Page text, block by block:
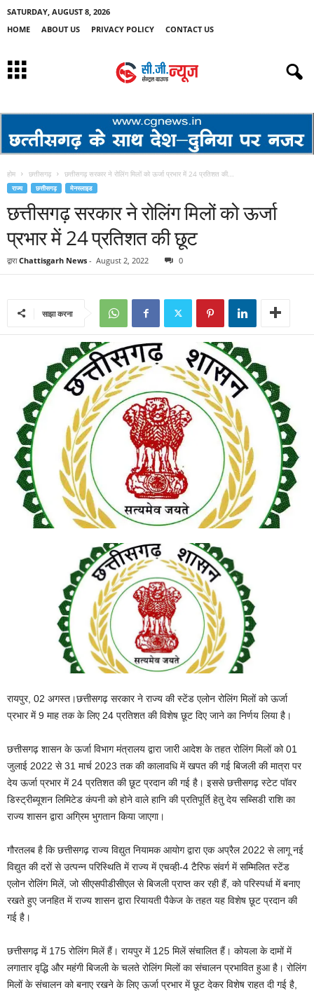
SATURDAY, AUGUST 8, 2026
HOME
ABOUT US PRIVACY POLICY CONTACT US
होम छत्तीसगढ़ छत्तीसगढ़ सरकार ने रोलिंग मिलों को ऊर्जा प्रभार में 24 प्रतिशत की...
राज्य छत्तीसगढ़ मेनस्लाइड
छत्तीसगढ़ सरकार ने रोलिंग मिलों को ऊर्जा
प्रभार में 24 प्रतिशत की छूट
द्वारा Chattisgarh News - August 2, 2022 0
साझा करना
रायपुर, 02 अगस्त।छत्तीसगढ़ सरकार ने राज्य की स्टेंड एलोन रोलिंग मिलों को ऊर्जा
प्रभार में 9 माह तक के लिए 24 प्रतिशत की विशेष छूट दिए जाने का निर्णय लिया है।
छत्तीसगढ़ शासन के ऊर्जा विभाग मंत्रालय द्वारा जारी आदेश के तहत रोलिंग मिलों को 01
जुलाई 2022 से 31 मार्च 2023 तक की कालावधि में खपत की गई बिजली की मात्रा पर
देय ऊर्जा प्रभार में 24 प्रतिशत की छूट प्रदान की गई है। इससे छत्तीसगढ़ स्टेट पॉवर
डिस्ट्रीब्यूशन लिमिटेड कंपनी को होने वाले हानि की प्रतिपूर्ति हेतु देय सब्सिडी राशि का
राज्य शासन द्वारा अग्रिम भुगतान किया जाएगा।
गौरतलब है कि छत्तीसगढ़ राज्य विद्युत नियामक आयोग द्वारा एक अप्रैल 2022 से लागू नई
विद्युत की दरों से उत्पन्न परिस्थिति में राज्य में एचव्ही-4 टैरिफ संवर्ग में सम्मिलित स्टेंड
एलोन रोलिंग मिलें, जो सीएसपीडीसीएल से बिजली प्राप्त कर रही हैं, को परिस्पर्धा में बनाए
रखते हुए जनहित में राज्य शासन द्वारा रियायती पैकेज के तहत यह विशेष छूट प्रदान की
गई है।
छत्तीसगढ़ में 175 रोलिंग मिलें हैं। रायपुर में 125 मिलें संचालित हैं। कोयला के दामों में
लगातार वृद्धि और महंगी बिजली के चलते रोलिंग मिलों का संचालन प्रभावित हुआ है। रोलिंग
मिलों के संचालन को बनाए रखने के लिए ऊर्जा प्रभार में छूट देकर विशेष राहत दी गई है,